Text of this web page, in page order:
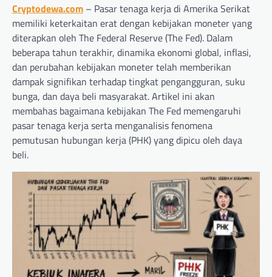
Cryptodewa.com – Pasar tenaga kerja di Amerika Serikat
memiliki keterkaitan erat dengan kebijakan moneter yang
diterapkan oleh The Federal Reserve (The Fed). Dalam
beberapa tahun terakhir, dinamika ekonomi global, inflasi,
dan perubahan kebijakan moneter telah memberikan
dampak signifikan terhadap tingkat pengangguran, suku
bunga, dan daya beli masyarakat. Artikel ini akan
membahas bagaimana kebijakan The Fed memengaruhi
pasar tenaga kerja serta menganalisis fenomena
pemutusan hubungan kerja (PHK) yang dipicu oleh daya
beli.